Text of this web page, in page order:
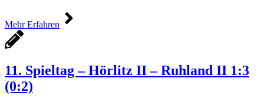
Mehr Erfahren
11. Spieltag – Hörlitz II – Ruhland II 1:3
(0:2)